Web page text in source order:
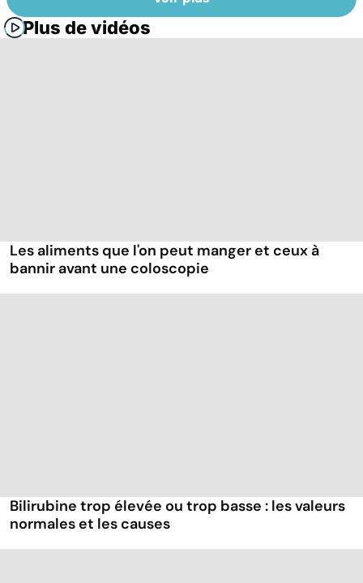
Plus de vidéos
Les aliments que l'on peut manger et ceux à
bannir avant une coloscopie
Bilirubine trop élevée ou trop basse : les valeurs
normales et les causes